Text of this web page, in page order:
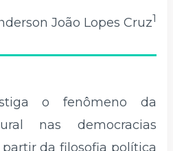
João Lopes Cruz1
o fenômeno da
nas democracias
da filosofia política